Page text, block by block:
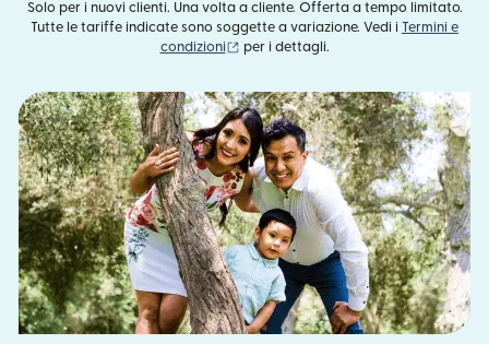
Solo per i nuovi clienti. Una volta a cliente. Offerta a tempo limitato.
Tutte le tariffe indicate sono soggette a variazione. Vedi i Termini e
condizioni
(si apre in una nuova finestra)
per i dettagli.